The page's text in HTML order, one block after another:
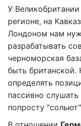
У
регионе, на
Лондоном нам
разрабатывать
черноморская
быть британской.
определять
пассивно
попросту